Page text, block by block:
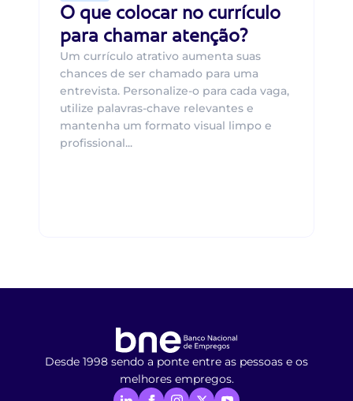
O que colocar no currículo
para chamar atenção?
Um currículo atrativo aumenta suas
chances de ser chamado para uma
entrevista. Personalize-o para cada vaga,
utilize palavras-chave relevantes e
mantenha um formato visual limpo e
profissional...
Desde 1998 sendo a ponte entre as pessoas e os
melhores empregos.